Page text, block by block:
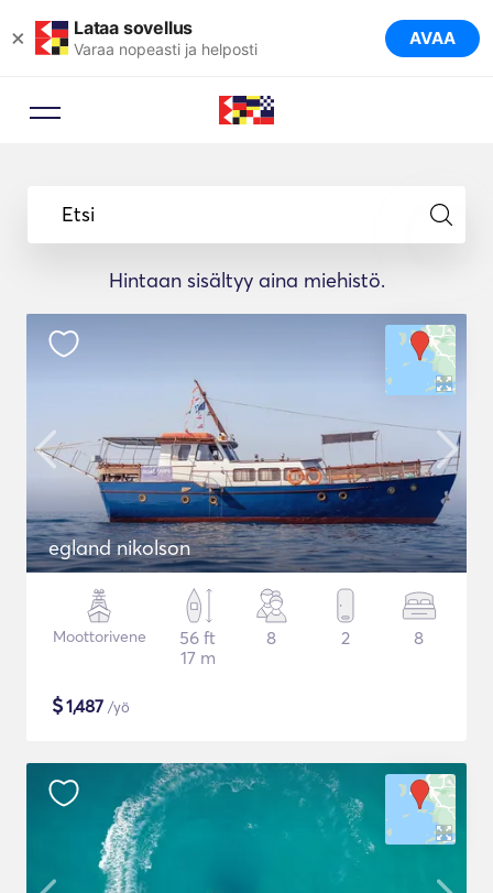
× Lataa sovellus
Varaa nopeasti ja helposti AVAA
Etsi
Hintaan sisältyy aina miehistö.
egland nikolson
Moottorivene
56 ft
17 m
8 2 8
$1,487 /yö